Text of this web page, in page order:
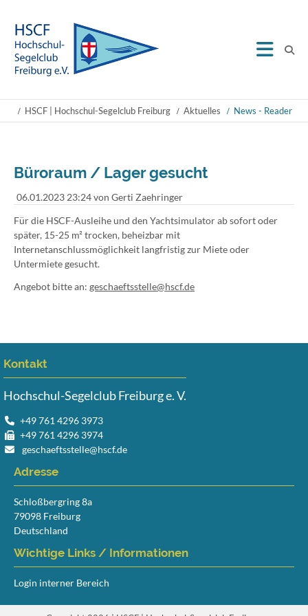
HSCF | Hochschul-Segelclub Freiburg Aktuelles News - Reader
Büroraum / Lager gesucht
06.01.2023 23:24von Gerti Zaehringer
Für die HSCF-Ausleihe und den Yachtsimulator ab sofort oder
später, 15-25 m² trocken, beheizbar mit
Internetanschlussmöglichkeit langfristig zur Miete oder
Untermiete gesucht.
Angebot bitte an: geschaeftsstelle@hscf.de
Kontakt
Hochschul-Segelclub Freiburg e. V.
+49 761 4296 3973
+49 761 4296 3974
geschaeftsstelle@hscf.de
Adresse
Schloßbergring 8a
79098 Freiburg
Deutschland
Wichtige Links / Informationen
Login interner Bereich